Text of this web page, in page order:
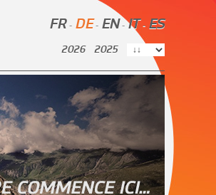
FR- DE- EN- IT - ES
2026 2025